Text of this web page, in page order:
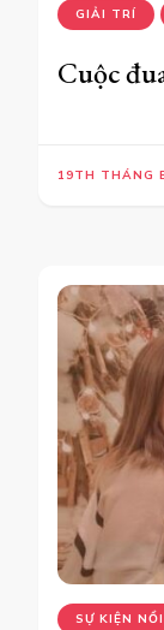
GIẢI TRÍ
Cuộc
19TH THÁNG
SỰ KIỆN